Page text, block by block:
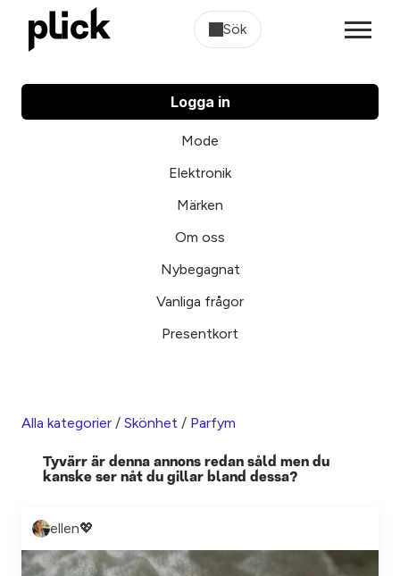
Sök
Logga in
Mode
Elektronik
Märken
Om oss
Nybegagnat
Vanliga frågor
Presentkort
Alla kategorier / Skönhet / Parfym
Tyvärr är denna annons redan såld men du
kanske ser nåt du gillar bland dessa?
ellen💖